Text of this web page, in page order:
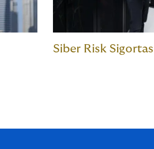
Siber Risk